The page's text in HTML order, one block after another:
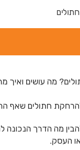
מה עושים ואיך
חתולים שאף
מה הדרך
העסק.